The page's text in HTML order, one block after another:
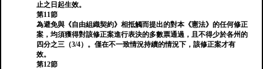
止之日起生效。
第11節
為避免與《自由組織契約》相抵觸而提出的對本《憲法》的任何修正
案，均須獲得對該修正案進行表決的多數票通過，且不得少於各州的
四分之三（3/4）。僅在不一致情況持續的情況下，該修正案才有
效。
第12節